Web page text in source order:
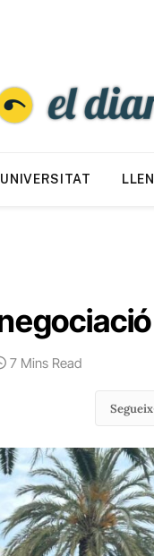
UNIVERSITAT
7 Mins Read